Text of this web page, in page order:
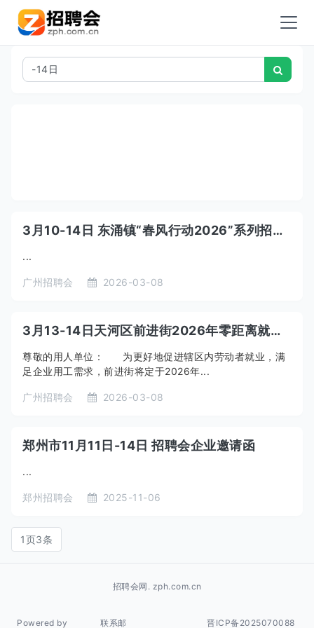
3月10-14日 东涌镇“春风行动2026”系列招聘会
...
广州招聘会 2026-03-08
3月13-14日天河区前进街2026年零距离就业社区招聘会暨就业援助季专项活动和天河区前进街“春风行动2026——广州好揾工”促进异地务工人员就业暨重点企业专场招聘会
尊敬的用人单位： 为更好地促进辖区内劳动者就业，满
足企业用工需求，前进街将定于2026年...
广州招聘会 2026-03-08
郑州市11月11日-14日 招聘会企业邀请函
...
郑州招聘会 2025-11-06
1页3条
招聘会网. zph.com.cn
Powered by 联系邮 晋ICP备2025070088